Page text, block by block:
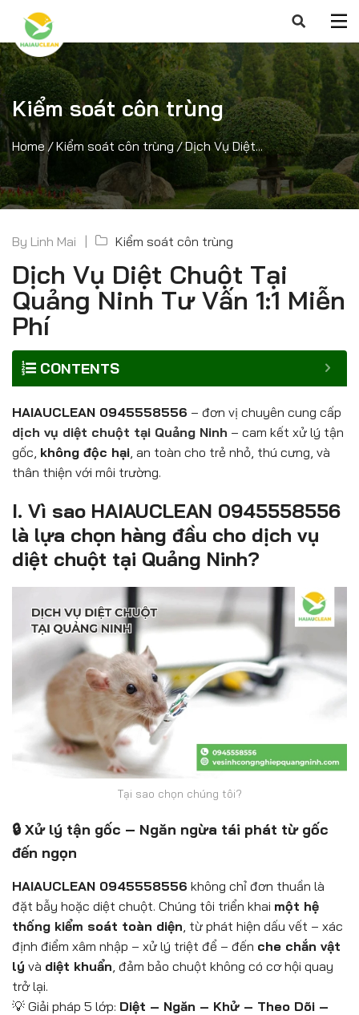
Kiểm soát côn trùng
Home/Kiểm soát côn trùng /Dịch Vụ Diệt...
By Linh Mai Kiểm soát côn trùng
Dịch Vụ Diệt Chuột Tại
Quảng Ninh Tư Vấn 1:1 Miễn
Phí
CONTENTS
HAIAUCLEAN 0945558556 – đơn vị chuyên cung cấp
dịch vụ diệt chuột tại Quảng Ninh – cam kết xử lý tận
gốc, không độc hại, an toàn cho trẻ nhỏ, thú cưng, và
thân thiện với môi trường.
I. Vì sao HAIAUCLEAN 0945558556
là lựa chọn hàng đầu cho dịch vụ
diệt chuột tại Quảng Ninh?
Tại sao chọn chúng tôi?
🔒 Xử lý tận gốc – Ngăn ngừa tái phát từ gốc
đến ngọn
HAIAUCLEAN 0945558556 không chỉ đơn thuần là
đặt bẫy hoặc diệt chuột. Chúng tôi triển khai một hệ
thống kiểm soát toàn diện , từ phát hiện dấu vết – xác
định điểm xâm nhập – xử lý triệt để – đến che chắn vật
lý và diệt khuẩn , đảm bảo chuột không có cơ hội quay
trở lại.
💡 Giải pháp 5 lớp: Diệt – Ngăn – Khử – Theo Dõi –